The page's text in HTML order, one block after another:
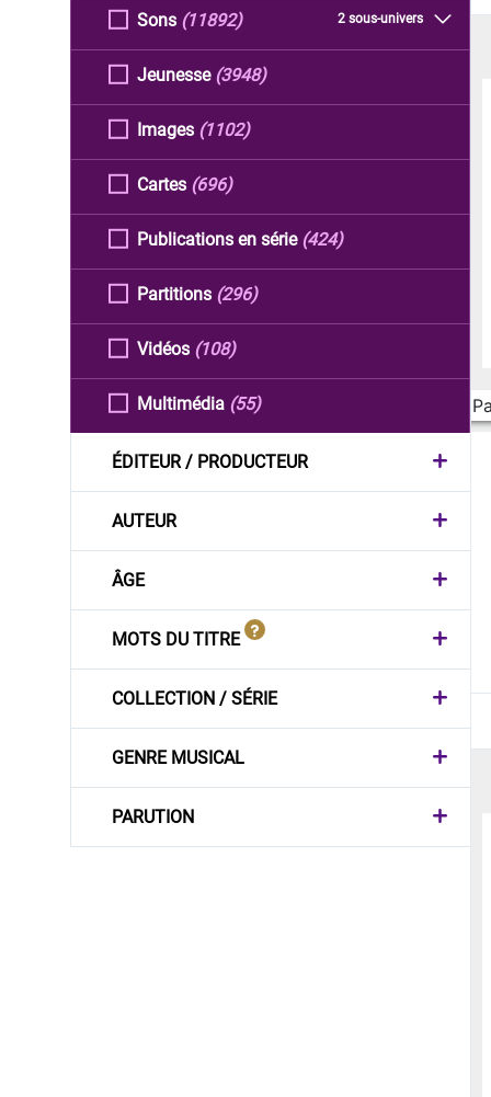
Sons 2 sous-univers
(11892)
Jeunesse (3948)
Images (1102)
Cartes (696)
Publications en série (424)
Partitions (296)
Vidéos (108)
Multimédia (55)
ÉDITEUR / PRODUCTEUR
AUTEUR
ÂGE
MOTS DU TITRE
COLLECTION / SÉRIE
GENRE MUSICAL
PARUTION